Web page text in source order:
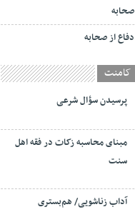
صحابه
دفاع از صحابه
کامنت
پرسیدن سؤال شرعی
مبنای محاسبه زکات در فقه اهل
سنت
آداب زناشویی/ هم‌بستری